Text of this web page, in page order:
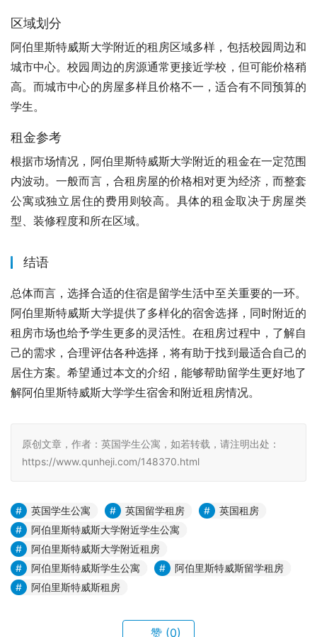
区域划分
阿伯里斯特威斯大学附近的租房区域多样，包括校园周边和
城市中心。校园周边的房源通常更接近学校，但可能价格稍
高。而城市中心的房屋多样且价格不一，适合有不同预算的
学生。
租金参考
根据市场情况，阿伯里斯特威斯大学附近的租金在一定范围
内波动。一般而言，合租房屋的价格相对更为经济，而整套
公寓或独立居住的费用则较高。具体的租金取决于房屋类
型、装修程度和所在区域。
结语
总体而言，选择合适的住宿是留学生活中至关重要的一环。
阿伯里斯特威斯大学提供了多样化的宿舍选择，同时附近的
租房市场也给予学生更多的灵活性。在租房过程中，了解自
己的需求，合理评估各种选择，将有助于找到最适合自己的
居住方案。希望通过本文的介绍，能够帮助留学生更好地了
解阿伯里斯特威斯大学学生宿舍和附近租房情况。
原创文章，作者：英国学生公寓，如若转载，请注明出处：
https://www.qunheji.com/148370.html
英国学生公寓 英国留学租房
英国租房
阿伯里斯特威斯大学附近学生公寓
阿伯里斯特威斯大学附近租房
阿伯里斯特威斯学生公寓
阿伯里斯特威斯留学租房
阿伯里斯特威斯租房
赞 (0)